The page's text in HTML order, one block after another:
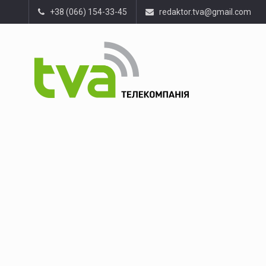
+38 (066) 154-33-45 redaktor.tva@gmail.com